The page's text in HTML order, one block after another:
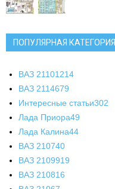
ПОПУЛЯРНАЯ КАТЕГОРИЯ
ВАЗ 21101214
ВАЗ 2114679
Интересные статьи302
Лада Приора49
Лада Калина44
ВАЗ 210740
ВАЗ 2109919
ВАЗ 210816